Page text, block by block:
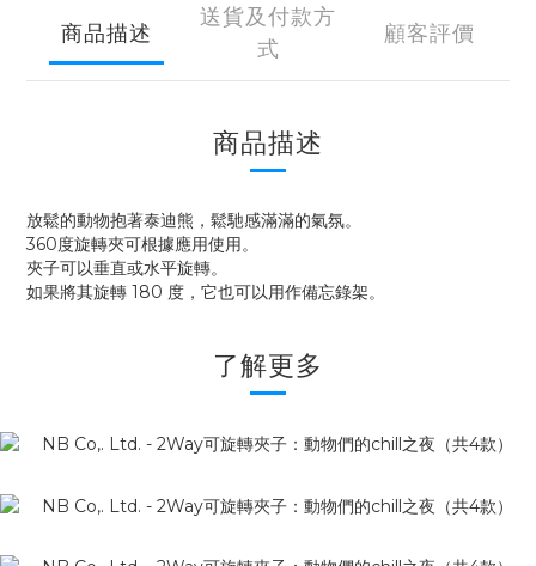
商品描述
送貨及付款方
式
顧客評價
商品描述
放鬆的動物抱著泰迪熊，鬆馳感滿滿的氣氛。
360度旋轉夾可根據應用使用。
夾子可以垂直或水平旋轉。
如果將其旋轉 180 度，它也可以用作備忘錄架。
了解更多